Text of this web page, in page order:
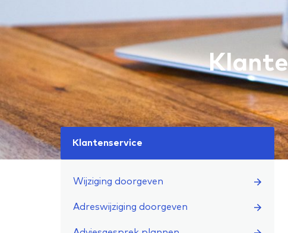
Klantenservice
Wijziging doorgeven
Adreswijziging doorgeven